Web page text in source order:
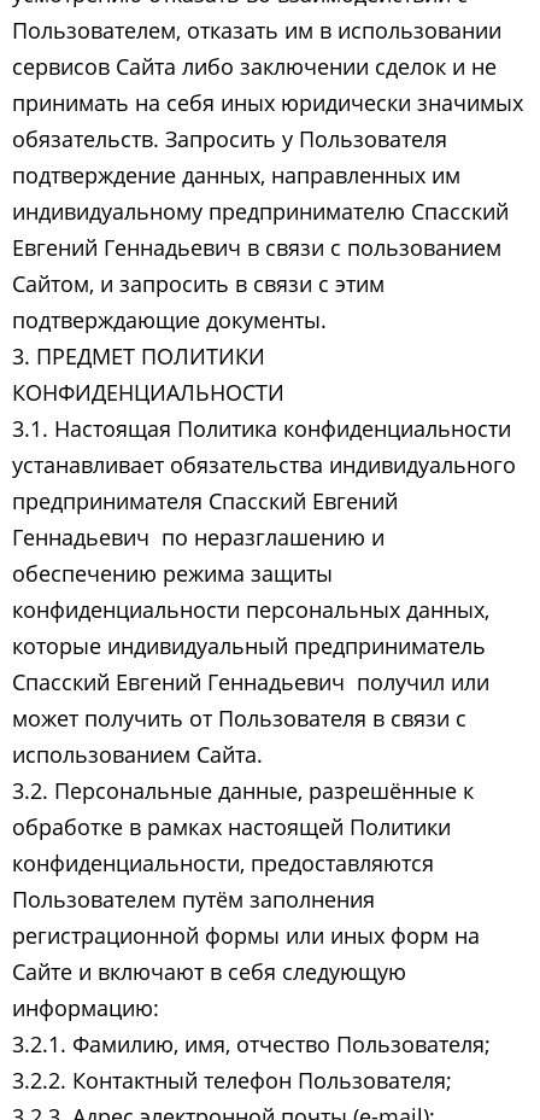
Пользователем, отказать им в использовании
сервисов Сайта либо заключении сделок и не
принимать на себя иных юридически значимых
обязательств. Запросить у Пользователя
подтверждение данных, направленных им
индивидуальному предпринимателю Спасский
Евгений Геннадьевич ​в связи с пользованием
Сайтом, и запросить в связи с этим
подтверждающие документы.
3. ПРЕДМЕТ ПОЛИТИКИ
КОНФИДЕНЦИАЛЬНОСТИ
3.1. Настоящая Политика конфиденциальности
устанавливает обязательства индивидуального
предпринимателя Спасский Евгений
Геннадьевич ​ по неразглашению и
обеспечению режима защиты
конфиденциальности персональных данных,
которые индивидуальный предприниматель
Спасский Евгений Геннадьевич ​ получил или
может получить от Пользователя в связи с
использованием Сайта.
3.2. Персональные данные, разрешённые к
обработке в рамках настоящей Политики
конфиденциальности, предоставляются
Пользователем путём заполнения
регистрационной формы или иных форм на
Сайте и включают в себя следующую
информацию:
3.2.1. Фамилию, имя, отчество Пользователя;
3.2.2. Контактный телефон Пользователя;